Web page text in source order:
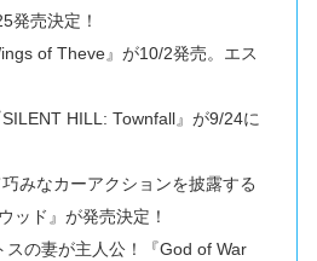
発売決定！
of Theve』が10/2発売。エス
HILL: Townfall』が9/24に
みなカーアクションを披露する
ッド』が発売決定！
スの妻が主人公！『God of War